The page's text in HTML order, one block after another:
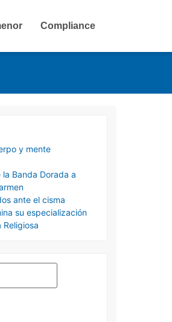
Compliance
y mente
Banda Dorada a
ante el cisma
su especialización
Religiosa